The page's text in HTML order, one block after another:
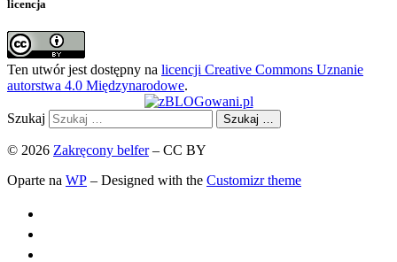
licencja
Ten utwór jest dostępny na licencji Creative Commons Uznanie
autorstwa 4.0 Międzynarodowe.
Szukaj Szukaj …
© 2026 Zakręcony belfer– CC BY
Oparte na WP – Designed with the Customizr theme